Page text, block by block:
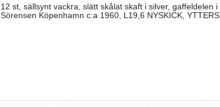
12 st, sällsynt vackra, slätt skålat skaft i silver, gaffeldelen
Sörensen Köpenhamn c:a 1960, L19,6 NYSKICK,